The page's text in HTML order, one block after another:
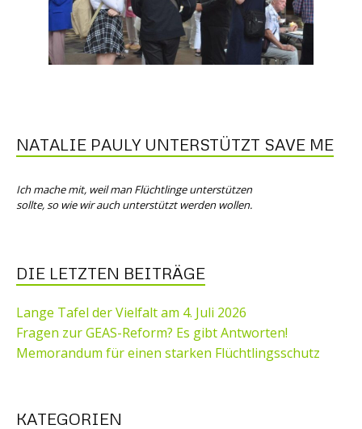
NATALIE PAULY UNTERSTÜTZT SAVE ME
Ich mache mit, weil man Flüchtlinge unterstützen
sollte, so wie wir auch unterstützt werden wollen.
DIE LETZTEN BEITRÄGE
Lange Tafel der Vielfalt am 4. Juli 2026
Fragen zur GEAS-Reform? Es gibt Antworten!
Memorandum für einen starken Flüchtlingsschutz
KATEGORIEN